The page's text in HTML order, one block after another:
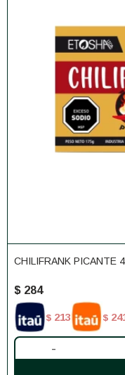
CHILIFRANK PICANTE
$ 284
$ 213 $
-